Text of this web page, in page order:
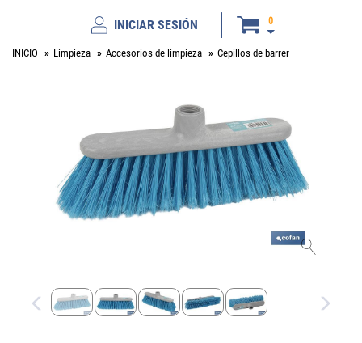
INICIAR SESIÓN 0
INICIO Limpieza Accesorios de limpieza Cepillos de barrer